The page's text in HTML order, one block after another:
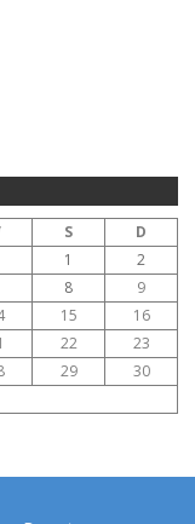
S
D
1
2
8
9
15
16
22
23
29
30